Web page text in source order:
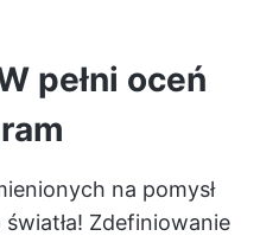
pełni oceń
na pomysł
Zdefiniowanie